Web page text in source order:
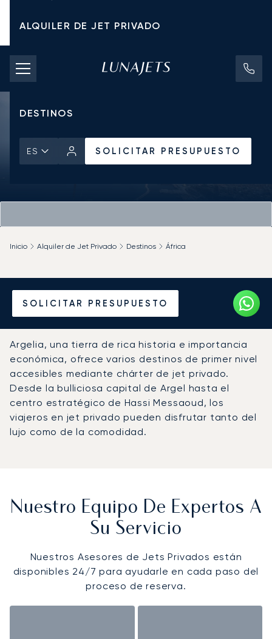
ALQUILER DE JET PRIVADO
TARIFAS DE CHÁRTER
JETS PRIVADOS
DESTINOS
ES SOLICITAR PRESUPUESTO
SOLICITAR PRESUPUESTO
Inicio Alquiler de Jet Privado Destinos África
Alquile un Jet Privado en
Argelia
Argelia, una tierra de rica historia e importancia
económica, ofrece varios destinos de primer nivel
accesibles mediante chárter de jet privado.
Desde la bulliciosa capital de Argel hasta el
centro estratégico de Hassi Messaoud, los
viajeros en jet privado pueden disfrutar tanto del
lujo como de la comodidad.
Nuestro Equipo De Expertos A
Su Servicio
Nuestros Asesores de Jets Privados están
disponibles 24/7 para ayudarle en cada paso del
proceso de reserva.